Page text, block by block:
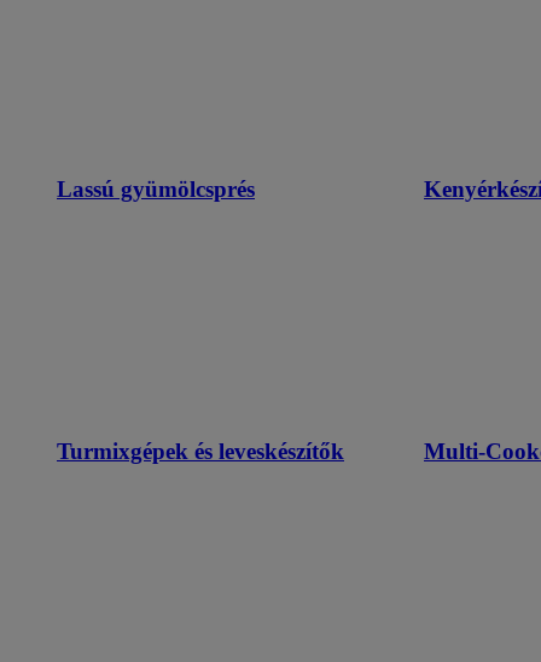
Lassú gyümölcsprés
Turmixgépek és leveskészítők Multi-